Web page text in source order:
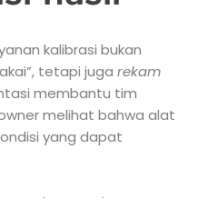
kalibrasi bukan
tetapi jugarekam
membantu tim
melihat bahwa alat
yang dapat